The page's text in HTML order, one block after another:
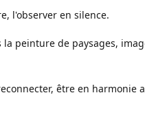
l'observer en silence.
peinture de paysages,
être en harmonie